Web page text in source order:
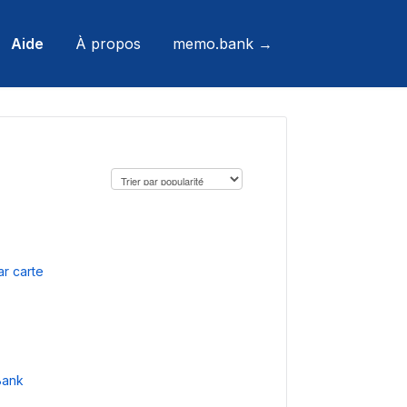
Aide À propos memo.bank →
carte